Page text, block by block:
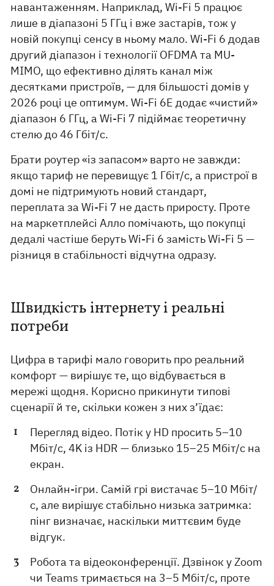
навантаженням. Наприклад, Wi-Fi 5 працює
лише в діапазоні 5 ГГц і вже застарів, тож у
новій покупці сенсу в ньому мало. Wi-Fi 6 додав
другий діапазон і технології OFDMA та MU-
MIMO, що ефективно ділять канал між
десятками пристроїв, — для більшості домів у
2026 році це оптимум. Wi-Fi 6E додає «чистий»
діапазон 6 ГГц, а Wi-Fi 7 підіймає теоретичну
стелю до 46 Гбіт/с.
Брати роутер «із запасом» варто не завжди:
якщо тариф не перевищує 1 Гбіт/с, а пристрої в
домі не підтримують новий стандарт,
переплата за Wi-Fi 7 не дасть приросту. Проте
на маркетплейсі Алло помічають, що покупці
дедалі частіше беруть Wi-Fi 6 замість Wi-Fi 5 —
різниця в стабільності відчутна одразу.
Швидкість інтернету і реальні
потреби
Цифра в тарифі мало говорить про реальний
комфорт — вирішує те, що відбувається в
мережі щодня. Корисно прикинути типові
сценарії й те, скільки кожен з них з’їдає:
Перегляд відео. Потік у HD просить 5–10
Мбіт/с, 4K із HDR — близько 15–25 Мбіт/с на
екран.
Онлайн-ігри. Самій грі вистачає 5–10 Мбіт/
с, але вирішує стабільно низька затримка:
пінг визначає, наскільки миттєвим буде
відгук.
Робота та відеоконференції. Дзвінок у Zoom
чи Teams тримається на 3–5 Мбіт/с, проте